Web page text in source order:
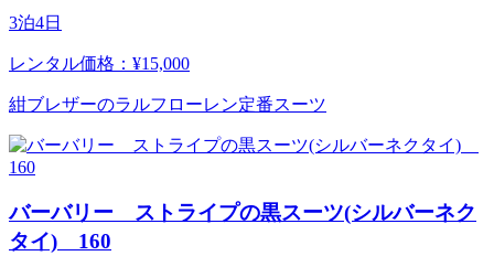
3泊4日
レンタル価格：¥15,000
紺ブレザーのラルフローレン定番スーツ
バーバリー ストライプの黒スーツ(シルバーネク
タイ) 160